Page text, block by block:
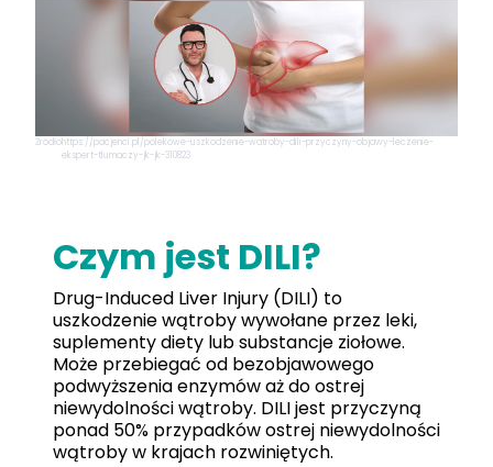
Źródłohttps://pacjenci.pl/polekowe-uszkodzenie-watroby-dili-przyczyny-objawy-leczenie-
ekspert-tlumaczy-jk-jk-310823
Czym jest DILI?
Drug-Induced Liver Injury (DILI) to
uszkodzenie wątroby wywołane przez leki,
suplementy diety lub substancje ziołowe.
Może przebiegać od bezobjawowego
podwyższenia enzymów aż do ostrej
niewydolności wątroby. DILI jest przyczyną
ponad 50% przypadków ostrej niewydolności
wątroby w krajach rozwiniętych.